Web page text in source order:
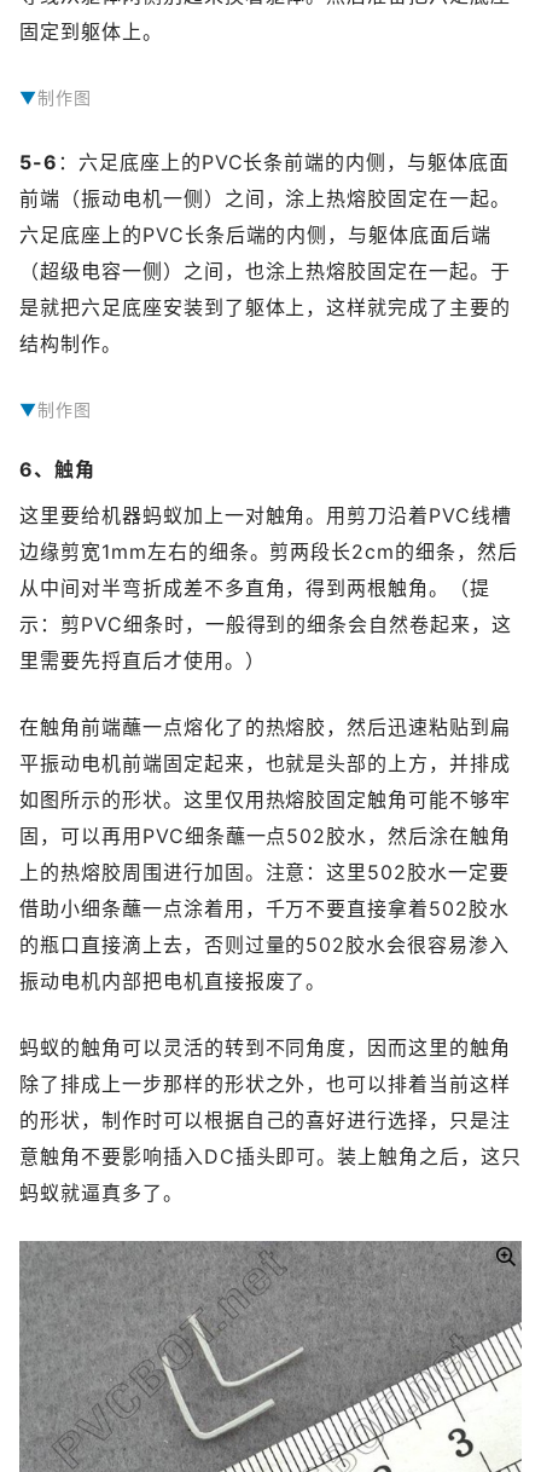
固定到躯体上。
制作图
5-6 ：六足底座上的PVC长条前端的内侧，与躯体底面
前端（振动电机一侧）之间，涂上热熔胶固定在一起。
六足底座上的PVC长条后端的内侧，与躯体底面后端
（超级电容一侧）之间，也涂上热熔胶固定在一起。于
是就把六足底座安装到了躯体上，这样就完成了主要的
结构制作。
制作图
6、触角
这里要给机器蚂蚁加上一对触角。用剪刀沿着PVC线槽
边缘剪宽1mm左右的细条。剪两段长2cm的细条，然后
从中间对半弯折成差不多直角，得到两根触角。（提
示：剪PVC细条时，一般得到的细条会自然卷起来，这
里需要先捋直后才使用。）
在触角前端蘸一点熔化了的热熔胶，然后迅速粘贴到扁
平振动电机前端固定起来，也就是头部的上方，并排成
如图所示的形状。这里仅用热熔胶固定触角可能不够牢
固，可以再用PVC细条蘸一点502胶水，然后涂在触角
上的热熔胶周围进行加固。注意：这里502胶水一定要
借助小细条蘸一点涂着用，千万不要直接拿着502胶水
的瓶口直接滴上去，否则过量的502胶水会很容易渗入
振动电机内部把电机直接报废了。
蚂蚁的触角可以灵活的转到不同角度，因而这里的触角
除了排成上一步那样的形状之外，也可以排着当前这样
的形状，制作时可以根据自己的喜好进行选择，只是注
意触角不要影响插入DC插头即可。装上触角之后，这只
蚂蚁就逼真多了。